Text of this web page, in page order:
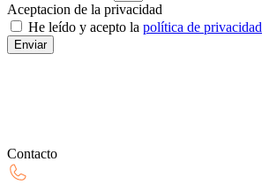
Aceptacion de la privacidad
He leído y acepto la política de privacidad
Enviar
Contacto